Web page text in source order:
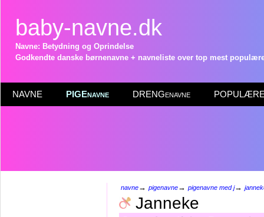
baby-navne.dk
Navne: Betydning og Oprindelse
Godkendte danske børnenavne + navneliste over top mest
NAVNE PIGEnavne DRENGenavne POPULÆRE
navne→ pigenavne→ pigenavne med j→
Janneke